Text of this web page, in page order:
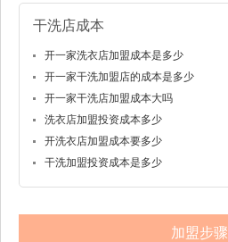
干洗店成本
开一家洗衣店加盟成本是多少
开一家干洗加盟店的成本是多少
开一家干洗店加盟成本大吗
洗衣店加盟投资成本多少
开洗衣店加盟成本要多少
干洗加盟投资成本是多少
加盟步骤